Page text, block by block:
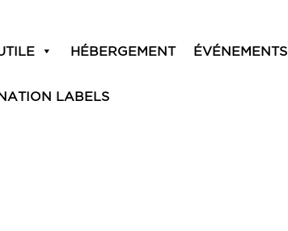
HÉBERGEMENT ÉVÉNEMENTS
LABELS